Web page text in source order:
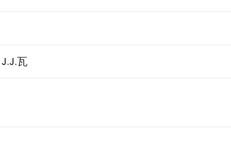
J.J.瓦